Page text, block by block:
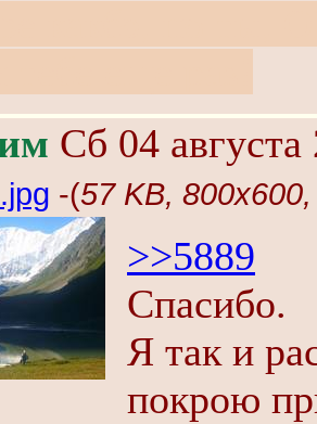
Сб 04
-(57 KB,
>>5889
Спасибо.
Я так и
покрою